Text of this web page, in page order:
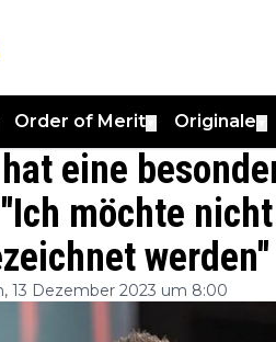
Order of Merit Originale
eine
möchte
werden''
13 Dezember 2023 um 8:00